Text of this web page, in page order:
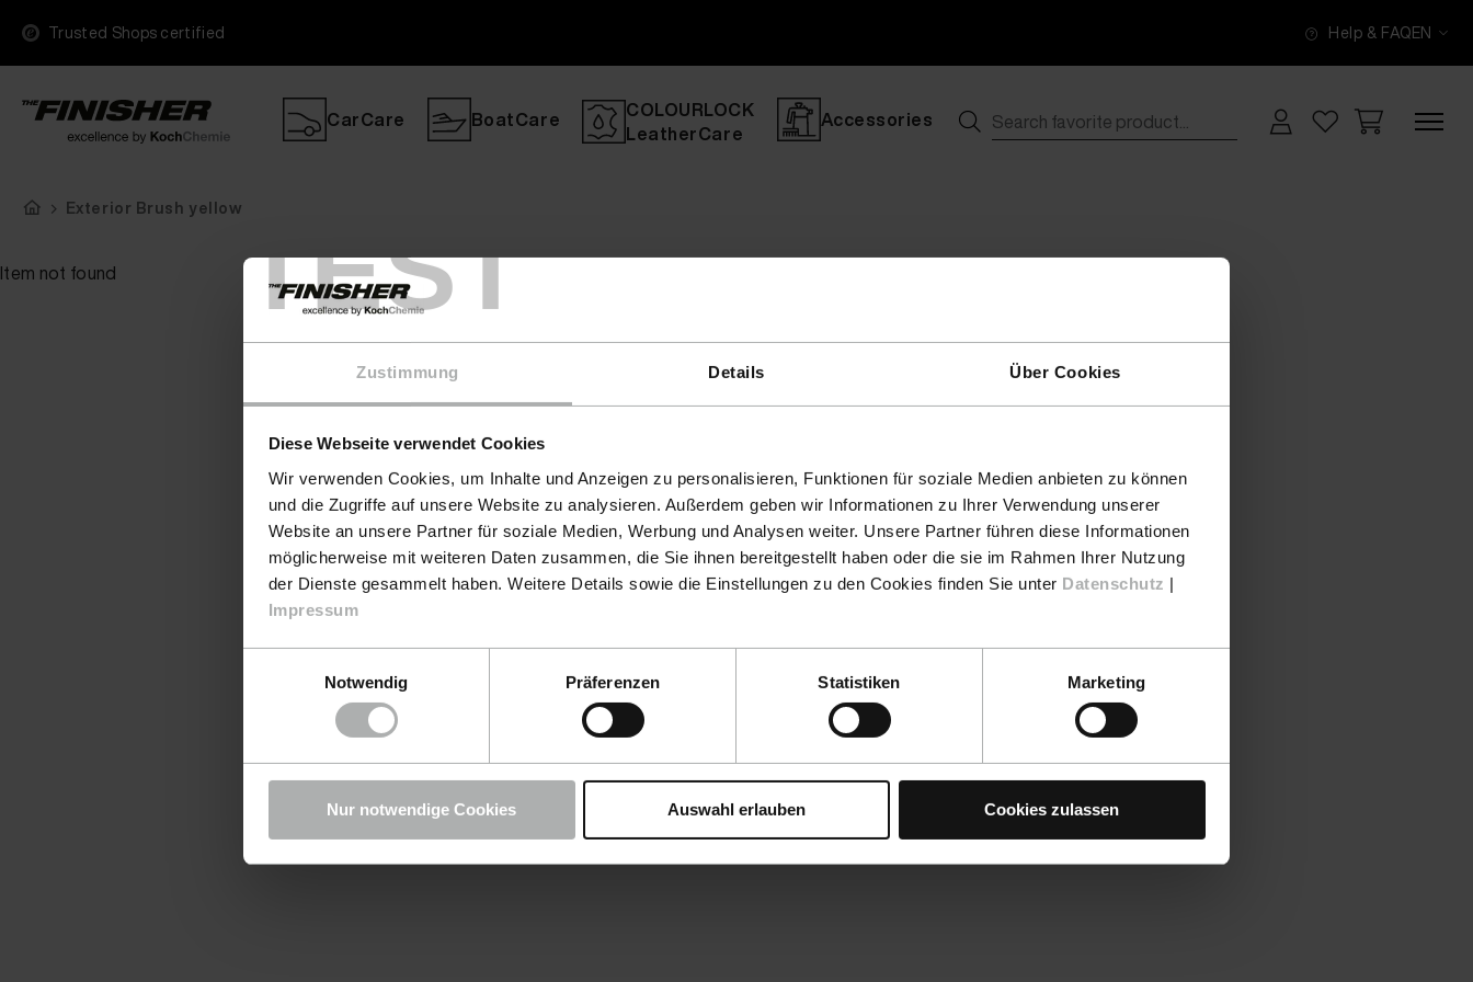
TEST
Zustimmung Details Über Cookies
Diese Webseite verwendet Cookies
Wir verwenden Cookies, um Inhalte und Anzeigen zu personalisieren, Funktionen für soziale Medien anbieten zu können
und die Zugriffe auf unsere Website zu analysieren. Außerdem geben wir Informationen zu Ihrer Verwendung unserer
Website an unsere Partner für soziale Medien, Werbung und Analysen weiter. Unsere Partner führen diese Informationen
möglicherweise mit weiteren Daten zusammen, die Sie ihnen bereitgestellt haben oder die sie im Rahmen Ihrer Nutzung
der Dienste gesammelt haben. Weitere Details sowie die Einstellungen zu den Cookies finden Sie unter Datenschutz |
Impressum
Notwendig
Präferenzen Statistiken Marketing
Nur notwendige Cookies Auswahl erlauben Cookies zulassen
Trusted Shops certified Help & FAQEN
CarCare BoatCare
COLOURLOCK
LeatherCare
Accessories
Exterior Brush yellow
Item not found